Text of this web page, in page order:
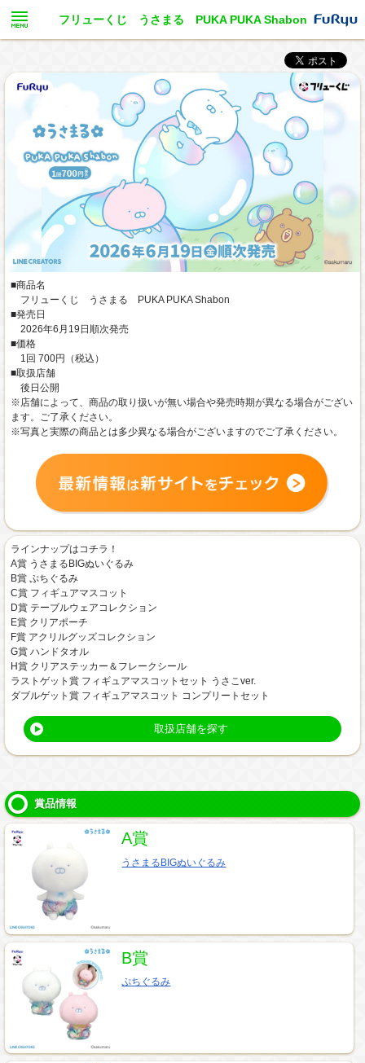
フリューくじ うさまる PUKA PUKA Shabon
■商品名
フリューくじ うさまる PUKA PUKA Shabon
■発売日
2026年6月19日順次発売
■価格
1回 700円（税込）
■取扱店舗
後日公開
※店舗によって、商品の取り扱いが無い場合や発売時期が異なる場合がござい
ます。ご了承ください。
※写真と実際の商品とは多少異なる場合がございますのでご了承ください。
ラインナップはコチラ！
A賞 うさまるBIGぬいぐるみ
B賞 ぷちぐるみ
C賞 フィギュアマスコット
D賞 テーブルウェアコレクション
E賞 クリアポーチ
F賞 アクリルグッズコレクション
G賞 ハンドタオル
H賞 クリアステッカー＆フレークシール
ラストゲット賞 フィギュアマスコットセット うさこver.
ダブルゲット賞 フィギュアマスコット コンプリートセット
取扱店舗を探す
賞品情報
A賞
うさまるBIGぬいぐるみ
B賞
ぷちぐるみ